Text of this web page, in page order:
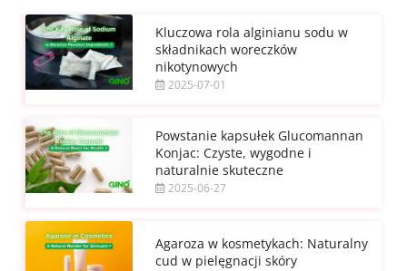
Kluczowa rola alginianu sodu w
składnikach woreczków
nikotynowych
2025-07-01
Powstanie kapsułek Glucomannan
Konjac: Czyste, wygodne i
naturalnie skuteczne
2025-06-27
Agaroza w kosmetykach: Naturalny
cud w pielęgnacji skóry